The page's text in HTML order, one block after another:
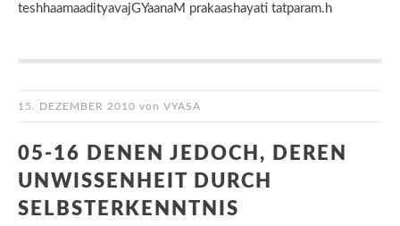
teshhaamaadityavajGYaanaM prakaashayati tatparam.h
15. DEZEMBER 2010 von VYASA
05-16 DENEN JEDOCH, DEREN
UNWISSENHEIT DURCH
SELBSTERKENNTNIS